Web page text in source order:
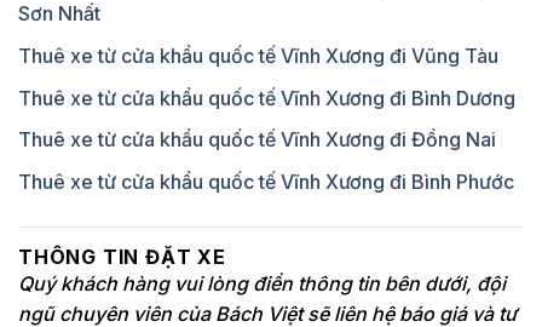
Sơn Nhất
Thuê xe từ cửa khẩu quốc tế Vĩnh Xương đi Vũng Tàu
Thuê xe từ cửa khẩu quốc tế Vĩnh Xương đi Bình Dương
Thuê xe từ cửa khẩu quốc tế Vĩnh Xương đi Đồng Nai
Thuê xe từ cửa khẩu quốc tế Vĩnh Xương đi Bình Phước
THÔNG TIN ĐẶT XE
Quý khách hàng vui lòng điền thông tin bên dưới, đội
ngũ chuyên viên của Bách Việt sẽ liên hệ báo giá và tư